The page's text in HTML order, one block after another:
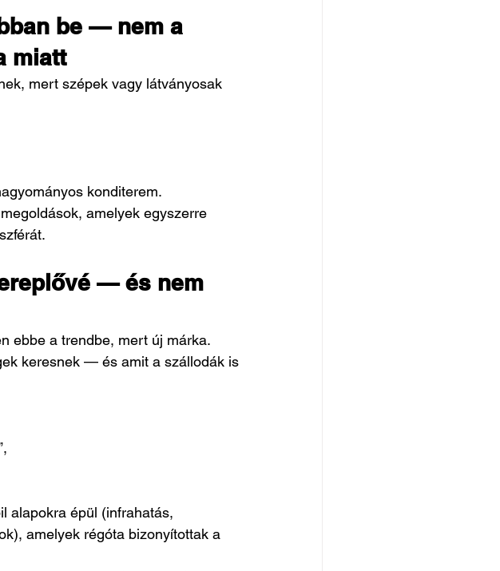
be — nem a
miatt
mert szépek vagy látványosak
konditerem.
amelyek egyszerre
— és nem
ebbe a trendbe, mert új márka.
keresnek — és amit a szállodák is
alapokra épül (infrahatás,
amelyek régóta bizonyítottak a